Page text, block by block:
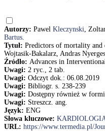
Autorzy: Pawel Kleczynski,
Bartus.
Tytuł: Predictors of mortality and
Wojtasik-Bakalarz, Andras
Źródło: Advances in
Uwagi: 2 ryc., 2 tab.
Uwagi: Odczyt dok.: 06.08.2019
Uwagi: Bibliogr. s. 238-239
Uwagi: Dostępny również w
Uwagi: Streszcz. ang.
Język: ENG
Słowa kluczowe:
URL: https://www.termedia.pl/